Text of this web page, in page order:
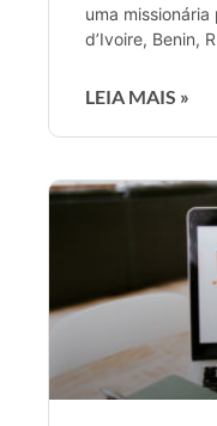
uma
d’Ivoire, Benin,
LEIA MAIS »